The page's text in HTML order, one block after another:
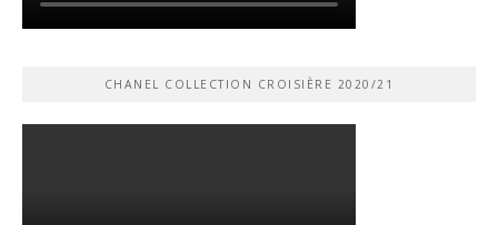
CHANEL COLLECTION CROISIÈRE 2020/21